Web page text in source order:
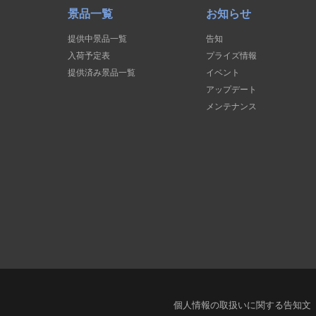
景品一覧
提供中景品一覧
入荷予定表
提供済み景品一覧
お知らせ
告知
プライズ情報
イベント
アップデート
メンテナンス
個人情報の取扱いに関する告知文